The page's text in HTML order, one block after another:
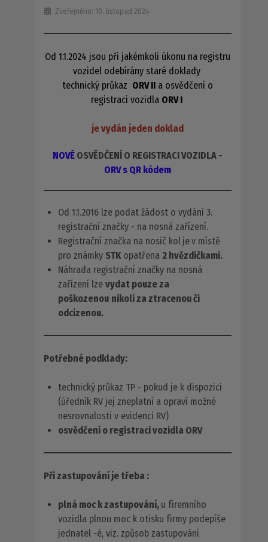
Zveřejněno: 10. listopad 2024
Od 1.1.2024 jsou při jakémkoli úkonu na registru
vozidel odebírány staré doklady
technický průkaz ORV II a osvědčení o
registraci vozidla ORV I
je vydán jeden doklad
NOVÉ OSVĚDČENÍ O REGISTRACI VOZIDLA -
ORV s QR kódem
Od 1.1.2016 lze podat žádost o vydání 3.
registrační značky - na nosná zařízení.
Registrační značka na nosič kol jev místě
pro známky STK opatřena 2 hvězdičkami.
Náhrada registrační značky na nosná
zařízení lze vydat pouze za
poškozenou nikoli za ztracenou či
odcizenou.
Potřebné podklady:
technický průkaz TP - pokud je k dispozici
(úředník RV jej zneplatní a opraví možné
nesrovnalosti v evidenci RV)
osvědčení o registraci vozidla ORV
Při zastupování je třeba :
plná moc k zastupování, u firemního
vozidla plnou moc k otisku firmy podepíše
jednatel -é, viz. způsob zastupování